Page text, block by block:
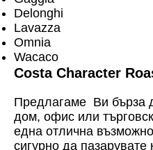
Delonghi
Lavazza
Omnia
Wacaco
Costa Character
Предлагаме Ви бърза
дом, офис или
една отлична
сигурно да